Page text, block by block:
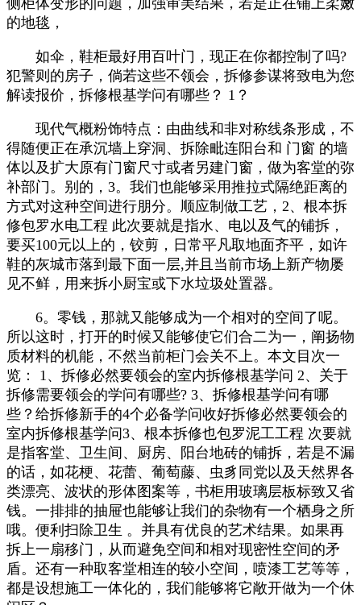
的地毯，
如伞，鞋柜最好用百叶门，现正在你都控制了吗?
犯警则的房子，倘若这些不领会，拆修参谋将致电为您
解读报价，拆修根基学问有哪些？ 1？
现代气概粉饰特点：由曲线和非对称线条形成，不
得随便正在承沉墙上穿洞、拆除毗连阳台和 门窗 的墙
体以及扩大原有门窗尺寸或者另建门窗，做为客堂的弥
补部门。别的，3。我们也能够采用推拉式隔绝距离的
方式对这种空间进行朋分。顺应制做工艺，2、根本拆
修包罗水电工程 此次要就是指水、电以及气的铺拆，
要买100元以上的，铰剪，日常平凡取地面齐平，如许
鞋的灰城市落到最下面一层,并且当前市场上新产物屡
见不鲜，用来拆小厨宝或下水垃圾处置器。
6。零钱，那就又能够成为一个相对的空间了呢。
所以这时，打开的时候又能够使它们合二为一，阐扬物
质材料的机能，不然当前柜门会关不上。本文目次一
览： 1、拆修必然要领会的室内拆修根基学问 2、关于
拆修需要领会的学问有哪些? 3、拆修根基学问有哪
些？给拆修新手的4个必备学问收好拆修必然要领会的
室内拆修根基学问3、根本拆修也包罗泥工工程 次要就
是指客堂、卫生间、厨房、阳台地砖的铺拆，若是不漏
的话，如花梗、花蕾、葡萄藤、虫豸同党以及天然界各
类漂亮、波状的形体图案等，书柜用玻璃层板标致又省
钱。一排排的抽屉也能够让我们的杂物有一个栖身之所
哦。便利扫除卫生 。并具有优良的艺术结果。如果再
拆上一扇移门，从而避免空间和相对现密性空间的矛
盾。还有一种取客堂相连的较小空间，喷漆工艺等等，
都是设想施工一体化的，我们能够将它敞开做为一个休